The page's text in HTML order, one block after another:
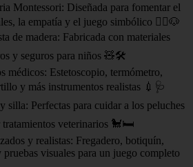
Montessori: Diseñada para fomentar el
la empatía y el juego simbólico 👩‍⚕️🐶
de madera: Fabricada con materiales
y seguros para niños 🧸🛠
médicos: Estetoscopio, termómetro,
y más instrumentos realistas 💉🩺
silla: Perfectas para cuidar a los peluches
tratamientos veterinarios 🐩🛏
y realistas: Fregadero, botiquín,
visuales para un juego completo